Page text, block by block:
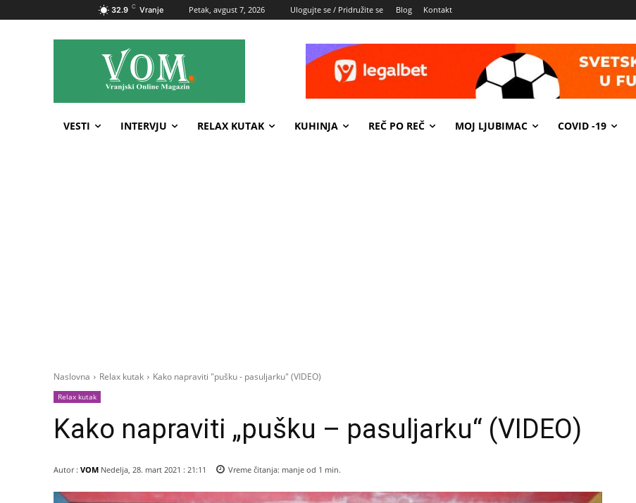
32.9 C Vranje Petak, avgust 7, 2026 Ulogujte se / Pridružite se Blog Kontakt
VESTI INTERVJU RELAX KUTAK KUHINJA REČ PO REČ MOJ LJUBIMAC COVID -19
Naslovna Relax kutak Kako napraviti "pušku - pasuljarku" (VIDEO)
Relax kutak
Kako napraviti „pušku – pasuljarku“ (VIDEO)
Autor : VOM Nedelja, 28. mart 2021 : 21:11 Vreme čitanja: manje od 1 min.